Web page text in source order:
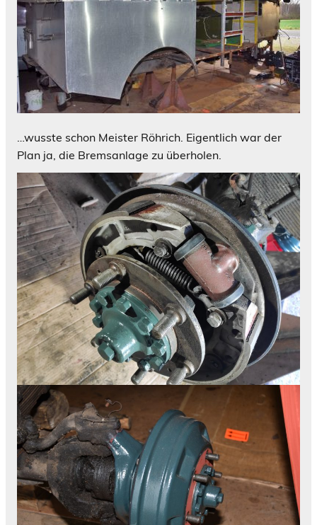
…wusste schon Meister Röhrich. Eigentlich war der
Plan ja, die Bremsanlage zu überholen.